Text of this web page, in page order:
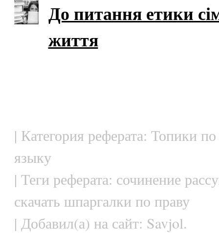
До питання етики
життя
| Категория реферата: Топики
языку
| Теги реферата: сочинение
скачать шпаргалки по праву
| Добавил(а) на сайт: Savjol.